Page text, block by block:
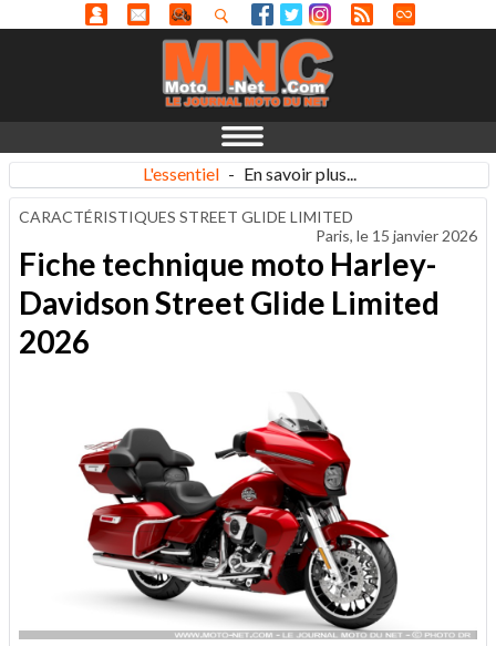
L'essentiel - En savoir plus...
CARACTÉRISTIQUES STREET GLIDE LIMITED
Paris, le 15 janvier 2026
Fiche technique moto Harley-
Davidson Street Glide Limited
2026